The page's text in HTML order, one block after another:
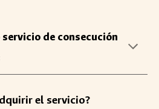
de consecución
el servicio?